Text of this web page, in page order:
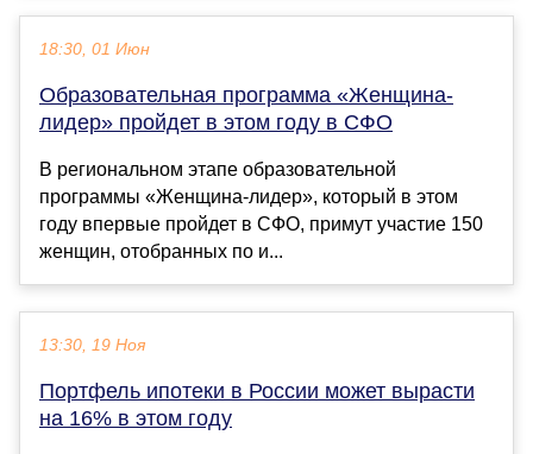
18:30, 01 Июн
Образовательная программа «Женщина-
лидер» пройдет в этом году в СФО
В региональном этапе образовательной
программы «Женщина-лидер», который в этом
году впервые пройдет в СФО, примут участие 150
женщин, отобранных по и...
13:30, 19 Ноя
Портфель ипотеки в России может вырасти
на 16% в этом году